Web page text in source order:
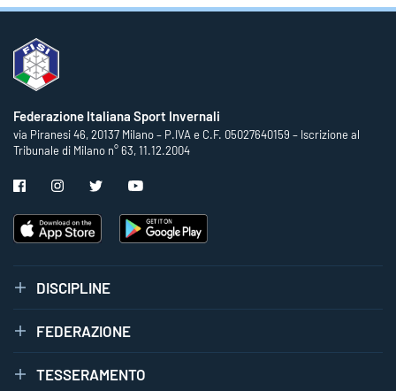
Federazione Italiana Sport Invernali
via Piranesi 46, 20137 Milano – P.IVA e C.F. 05027640159 – Iscrizione al
Tribunale di Milano n° 63, 11.12.2004
DISCIPLINE
FEDERAZIONE
TESSERAMENTO